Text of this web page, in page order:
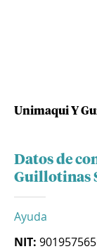
Unimaqui Y
Datos de
Guillotinas
Ayuda
NIT: